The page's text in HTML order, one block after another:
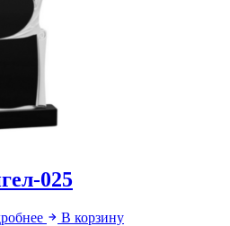
025
В корзину